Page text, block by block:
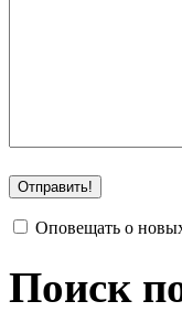
Оповещать о
Поиск